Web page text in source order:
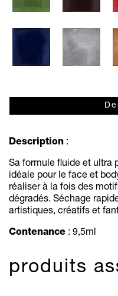
Description :
Sa formule fluide et ultra
idéale pour le face et
réaliser à la fois des
dégradés. Séchage
artistiques, créatifs et
Contenance : 9,5ml
produits